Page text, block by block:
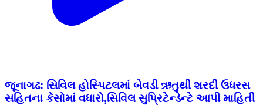
જૂનાગઢ: સિવિલ હોસ્પિટલમાં બેવડી ઋતુથી શરદી ઉધરસ
સહિતના કેસોમાં વધારો,સિવિલ સુપ્રિટેન્ડેન્ટે આપી માહિતી